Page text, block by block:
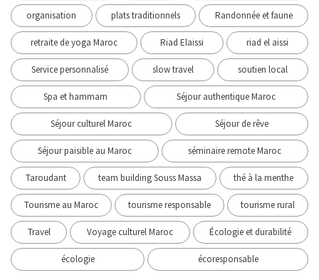
organisation plats traditionnels Randonnée et faune
retraite de yoga Maroc Riad Elaissi riad el aissi
Service personnalisé slow travel soutien local
Spa et hammam Séjour authentique Maroc
Séjour culturel Maroc Séjour de rêve
Séjour paisible au Maroc séminaire remote Maroc
Taroudant team building Souss Massa thé à la menthe
Tourisme au Maroc tourisme responsable tourisme rural
Travel Voyage culturel Maroc Écologie et durabilité
écologie écoresponsable